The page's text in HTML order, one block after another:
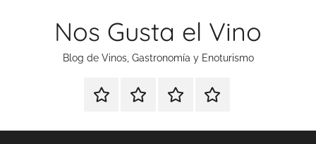
Nos Gusta el Vino
Blog de Vinos, Gastronomía y Enoturismo
Especial
Tonics
Enoturismo
Gastronomía
RankingContacto